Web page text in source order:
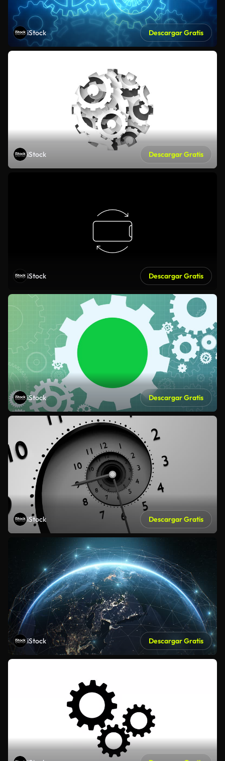
iStock Descargar Gratis
iStock Descargar Gratis
iStock Descargar Gratis
iStock Descargar Gratis
iStock Descargar Gratis
iStock Descargar Gratis